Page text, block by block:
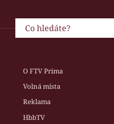
O FTV Prima
Volná místa
Reklama
HbbTV